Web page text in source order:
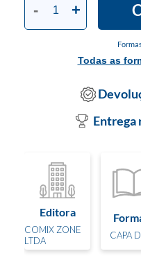
Todas as
- +
Entrega
Editora
COMIX ZONE
LTDA
CAPA